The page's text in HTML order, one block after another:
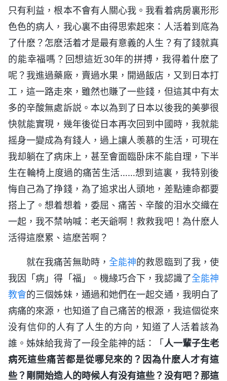
只有利益，根本不會有人關心我。我看着病房裏形形
色色的病人，我心裏不由得思索起來：人活着到底為
了什麽？怎麽活着才是最有意義的人生？有了錢就真
的能幸福嗎？回想這近30年的拼搏，我得着什麽了
呢？我進過藥廠，賣過水果，開過飯店，又到日本打
工，這一路走來，雖然也賺了一些錢，但這其中有太
多的辛酸無處訴説。本以為到了日本以後我的美夢很
快就能實現，幾年後從日本再次回到中國時，我就能
摇身一變成為有錢人，過上讓人羡慕的生活，可現在
我却躺在了病床上，甚至會面臨卧床不能自理，下半
生在輪椅上度過的痛苦生活……想到這裏，我特别後
悔自己為了挣錢，為了追求出人頭地，差點連命都要
搭上了。想着想着，委屈、痛苦、辛酸的泪水交織在
一起，我不禁呐喊：老天爺啊！救救我吧！為什麽人
活得這麽累、這麽苦啊？
就在我痛苦無助時， 全能神的救恩臨到了我，使
我因「病」得「福」。機緣巧合下，我認識了全能神
教會的三個姊妹，通過和她們在一起交通，我明白了
病痛的來源，也知道了自己痛苦的根源，我這個從來
没有信仰的人有了人生的方向，知道了人活着該為
誰。姊妹給我背了一段全能神的話：「人一輩子生老
病死這些痛苦都是從哪兒來的？因為什麽人才有這
些？剛開始造人的時候人有没有這些？没有吧？那這